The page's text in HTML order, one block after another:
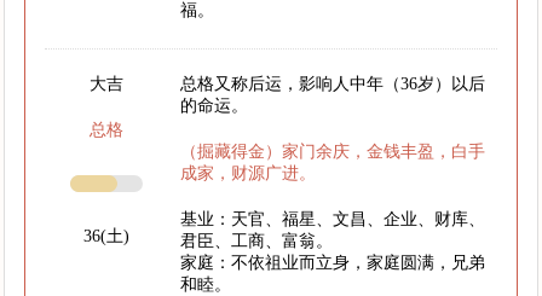
福。
大吉
总格
36(土)
总格又称后运，影响人中年（36岁）以后
的命运。
（掘藏得金）家门余庆，金钱丰盈，白手
成家，财源广进。
基业：天官、福星、文昌、企业、财库、
君臣、工商、富翁。
家庭：不依祖业而立身，家庭圆满，兄弟
和睦。